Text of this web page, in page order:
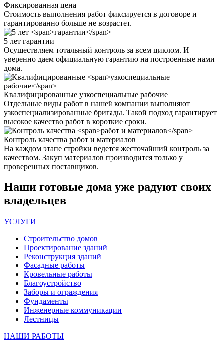
Фиксированная цена
Стоимость выполнения работ фиксируется в договоре и
гарантированно больше не возрастет.
5 лет гарантии
Осуществляем тотальный контроль за всем циклом. И
уверенно даем официальную гарантию на построенные нами
дома.
Квалифицированные узкоспециальные рабочие
Отдельные виды работ в нашей компании выполняют
узкоспециализированные бригады. Такой подход гарантирует
высокое качество работ в короткие сроки.
Контроль качества работ и материалов
На каждом этапе стройки ведется жесточайший контроль за
качеством. Закуп материалов производится только у
проверенных поставщиков.
Наши готовые дома уже радуют своих
владельцев
УСЛУГИ
Строительство домов
Проектирование зданий
Реконструкция зданий
Фасадные работы
Кровельные работы
Благоустройство
Заборы и ограждения
Фундаменты
Инженерные коммуникации
Лестницы
НАШИ РАБОТЫ